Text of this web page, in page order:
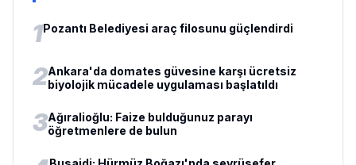
1Pozantı Belediyesi araç filosunu güçlendirdi
2Ankara'da domates güvesine karşı ücretsiz
biyolojik mücadele uygulaması başlatıldı
3Ağıralioğlu: Faize bulduğunuz parayı
öğretmenlere de bulun